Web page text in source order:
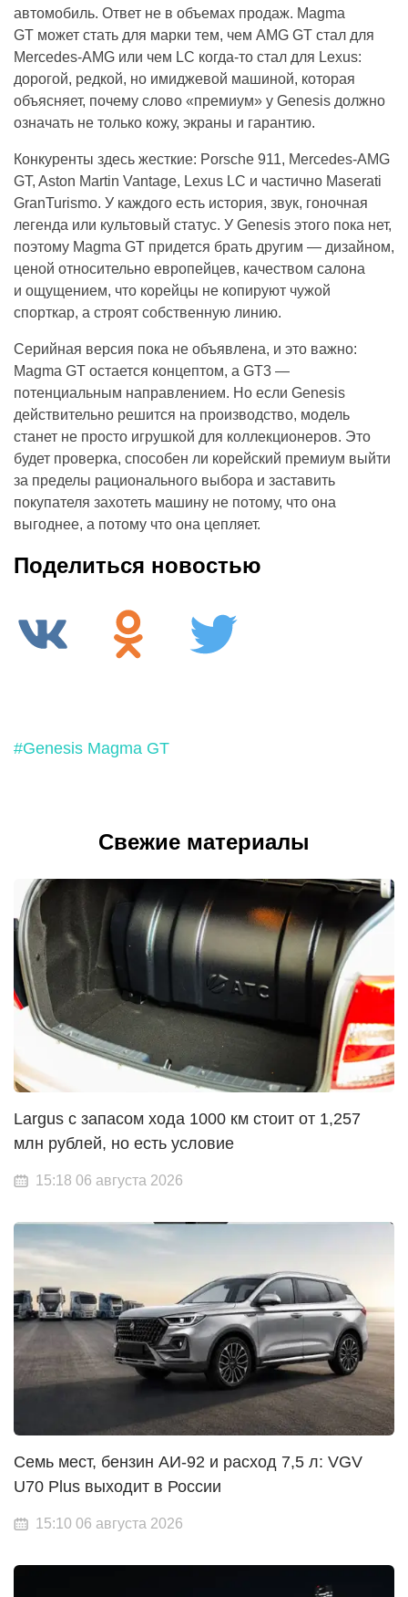
автомобиль. Ответ не в объемах продаж. Magma
GT может стать для марки тем, чем AMG GT стал для
Mercedes-AMG или чем LC когда-то стал для Lexus:
дорогой, редкой, но имиджевой машиной, которая
объясняет, почему слово «премиум» у Genesis должно
означать не только кожу, экраны и гарантию.
Конкуренты здесь жесткие: Porsche 911, Mercedes-AMG
GT, Aston Martin Vantage, Lexus LC и частично Maserati
GranTurismo. У каждого есть история, звук, гоночная
легенда или культовый статус. У Genesis этого пока нет,
поэтому Magma GT придется брать другим — дизайном,
ценой относительно европейцев, качеством салона
и ощущением, что корейцы не копируют чужой
спорткар, а строят собственную линию.
Серийная версия пока не объявлена, и это важно:
Magma GT остается концептом, а GT3 —
потенциальным направлением. Но если Genesis
действительно решится на производство, модель
станет не просто игрушкой для коллекционеров. Это
будет проверка, способен ли корейский премиум выйти
за пределы рационального выбора и заставить
покупателя захотеть машину не потому, что она
выгоднее, а потому что она цепляет.
Поделиться новостью
#Genesis Magma GT
Свежие материалы
Largus с запасом хода 1000 км стоит от 1,257
млн рублей, но есть условие
15:18 06 августа 2026
Семь мест, бензин АИ-92 и расход 7,5 л: VGV
U70 Plus выходит в России
15:10 06 августа 2026